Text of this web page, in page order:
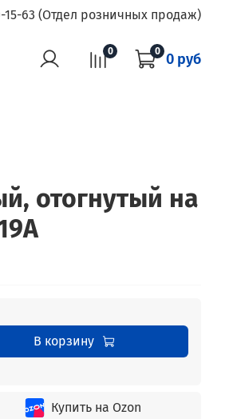
15-63 (Отдел розничных продаж)
0 0 0 руб
отогнутый на
В корзину
Купить на Ozon